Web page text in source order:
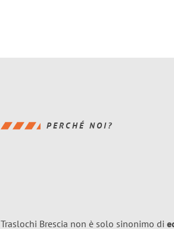
PERCHÉ NOI?
Traslochi Brescia non è solo sinonimo di